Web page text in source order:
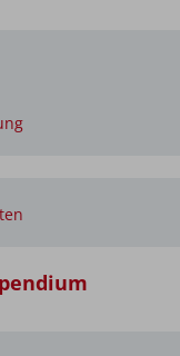
und
in einnehmen